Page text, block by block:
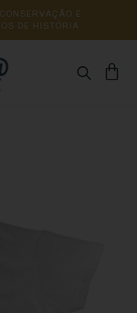
CONSERVAÇÃO E
DE HISTÓRIA